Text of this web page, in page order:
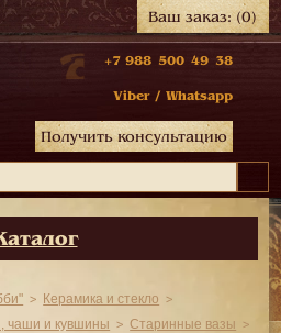
Ваш заказ:(0)
+7 988 500 49 38
Viber / Whatsapp
Получить консультацию
Керамика и стекло
чаши и кувшины
Старинные вазы